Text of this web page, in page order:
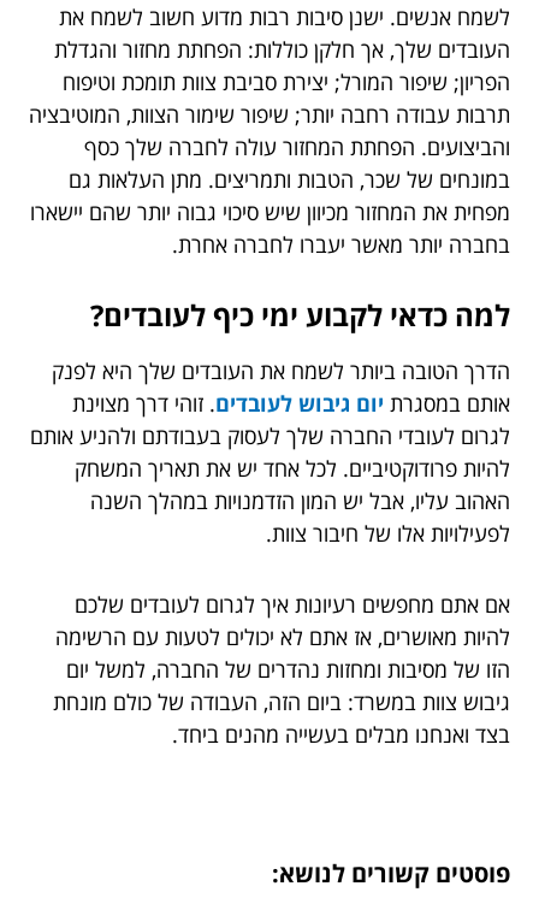
לשמח אנשים. ישנן סיבות רבות מדוע חשוב לשמח את
העובדים שלך, אך חלקן כוללות: הפחתת מחזור והגדלת
הפריון; שיפור המורל; יצירת סביבת צוות תומכת וטיפוח
תרבות עבודה רחבה יותר; שיפור שימור הצוות, המוטיבציה
והביצועים. הפחתת המחזור עולה לחברה שלך כסף
במונחים של שכר, הטבות ותמריצים. מתן העלאות גם
מפחית את המחזור מכיוון שיש סיכוי גבוה יותר שהם יישארו
בחברה יותר מאשר יעברו לחברה אחרת.
למה כדאי לקבוע ימי כיף לעובדים?
הדרך הטובה ביותר לשמח את העובדים שלך היא לפנק
אותם במסגרת יום גיבוש לעובדים. זוהי דרך מצוינת
לגרום לעובדי החברה שלך לעסוק בעבודתם ולהניע אותם
להיות פרודוקטיביים. לכל אחד יש את תאריך המשחק
האהוב עליו, אבל יש המון הזדמנויות במהלך השנה
לפעילויות אלו של חיבור צוות.
אם אתם מחפשים רעיונות איך לגרום לעובדים שלכם
להיות מאושרים, אז אתם לא יכולים לטעות עם הרשימה
הזו של מסיבות ומחזות נהדרים של החברה, למשל יום
גיבוש צוות במשרד: ביום הזה, העבודה של כולם מונחת
בצד ואנחנו מבלים בעשייה מהנים ביחד.
פוסטים קשורים לנושא: